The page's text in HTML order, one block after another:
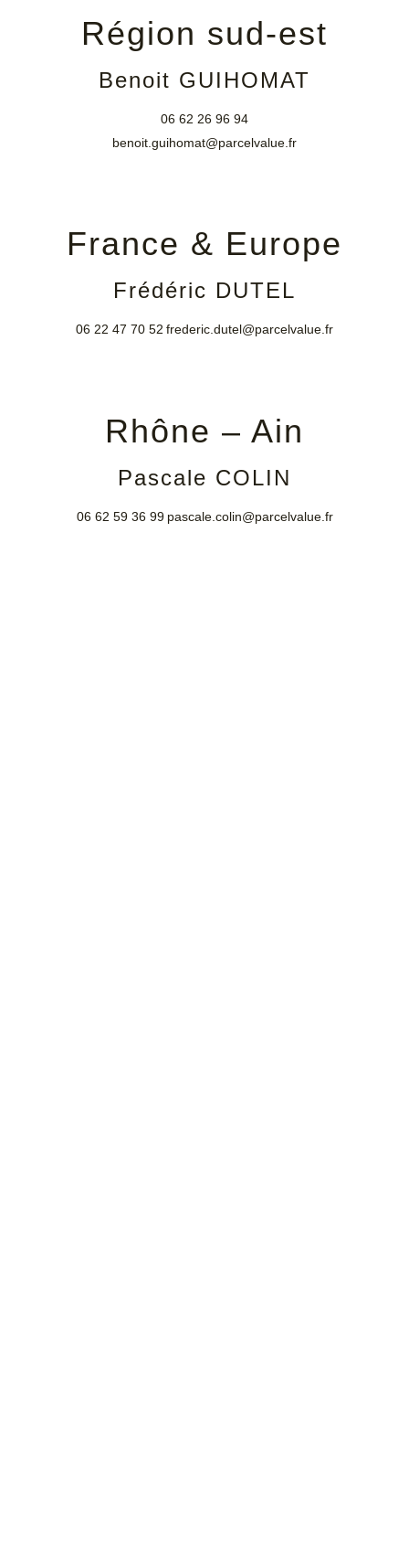
Région sud-est
Benoit GUIHOMAT
06 62 26 96 94
benoit.guihomat@parcelvalue.fr
France & Europe
Frédéric DUTEL
06 22 47 70 52 frederic.dutel@parcelvalue.fr
Rhône – Ain
Pascale COLIN
06 62 59 36 99 pascale.colin@parcelvalue.fr